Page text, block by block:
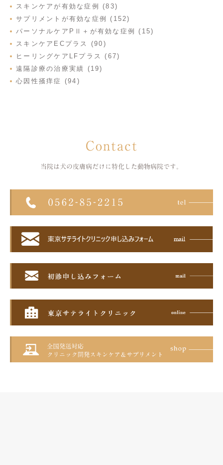
スキンケアが有効な症例 (83)
サプリメントが有効な症例 (152)
パーソナルケアPⅡ＋が有効な症例 (15)
スキンケアECプラス (90)
ヒーリングケアLFプラス (67)
遠隔診療の治療実績 (19)
心因性掻痒症 (94)
Contact
当院は犬の皮膚病だけに特化した 動物病院です。